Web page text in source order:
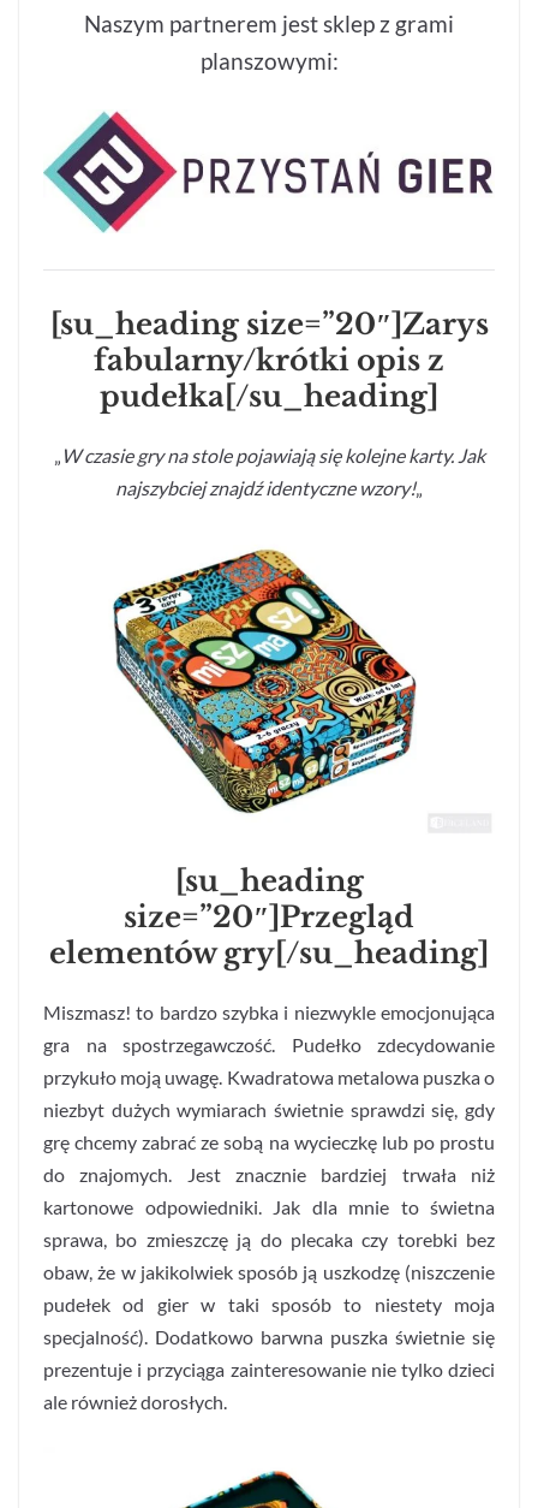
Naszym partnerem jest sklep z grami
planszowymi:
[su_heading size=”20″]Zarys
fabularny/krótki opis z
pudełka[/su_heading]
„ W czasie gry na stole pojawiają się kolejne karty. Jak
najszybciej znajdź identyczne wzory!„
[su_heading
size=”20″]Przegląd
elementów gry[/su_heading]
Miszmasz! to bardzo szybka i niezwykle emocjonująca
gra na spostrzegawczość. Pudełko zdecydowanie
przykuło moją uwagę. Kwadratowa metalowa puszka o
niezbyt dużych wymiarach świetnie sprawdzi się, gdy
grę chcemy zabrać ze sobą na wycieczkę lub po prostu
do znajomych. Jest znacznie bardziej trwała niż
kartonowe odpowiedniki. Jak dla mnie to świetna
sprawa, bo zmieszczę ją do plecaka czy torebki bez
obaw, że w jakikolwiek sposób ją uszkodzę (niszczenie
pudełek od gier w taki sposób to niestety moja
specjalność). Dodatkowo barwna puszka świetnie się
prezentuje i przyciąga zainteresowanie nie tylko dzieci
ale również dorosłych.